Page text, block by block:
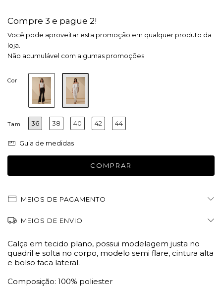
Compre 3 e pague 2!
Você pode aproveitar esta promoção em qualquer produto da
loja.
Não acumulável com algumas promoções
Cor
Tam 36 38 40 42 44
Guia de medidas
MEIOS DE PAGAMENTO
MEIOS DE ENVIO
Calça em tecido plano, possui modelagem justa no
quadril e solta no corpo, modelo semi flare, cintura alta
e bolso faca lateral.
Composição: 100% poliester